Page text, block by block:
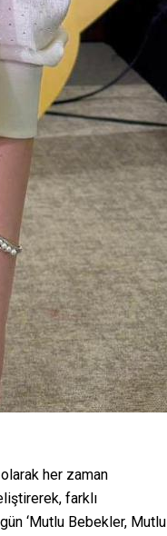
her zaman
farklı
‘Mutlu Bebekler, Mutlu